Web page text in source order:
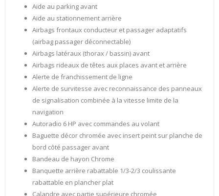
Aide au parking avant
Aide au stationnement arrière
Airbags frontaux conducteur et passager adaptatifs
(airbag passager déconnectable)
Airbags latéraux (thorax / bassin) avant
Airbags rideaux de têtes aux places avant et arrière
Alerte de franchissement de ligne
Alerte de survitesse avec reconnaissance des panneaux
de signalisation combinée à la vitesse limite de la
navigation
Autoradio 6 HP avec commandes au volant
Baguette décor chromée avec insert peint sur planche de
bord côté passager avant
Bandeau de hayon Chrome
Banquette arrière rabattable 1/3-2/3 coulissante
rabattable en plancher plat